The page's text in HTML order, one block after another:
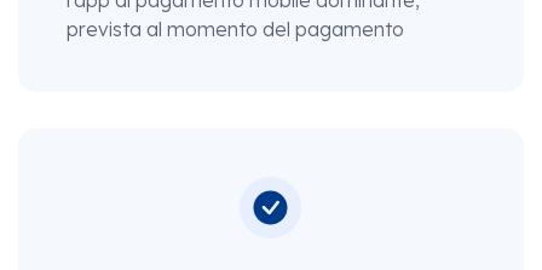
prevista al momento del pagamento